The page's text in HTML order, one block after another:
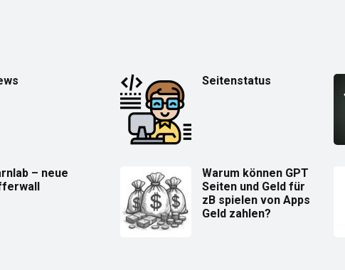
Seitenstatus
– neue
Warum können GPT
Seiten und Geld für
zB spielen von Apps
Geld zahlen?